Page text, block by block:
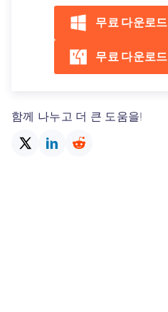
무료 다운로드
무료 다운로드
함께 나누고 더 큰 도움을!